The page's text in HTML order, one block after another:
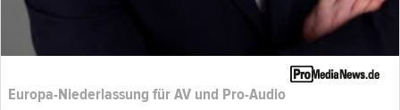
Europa-Niederlassung für AV und Pro-Audio